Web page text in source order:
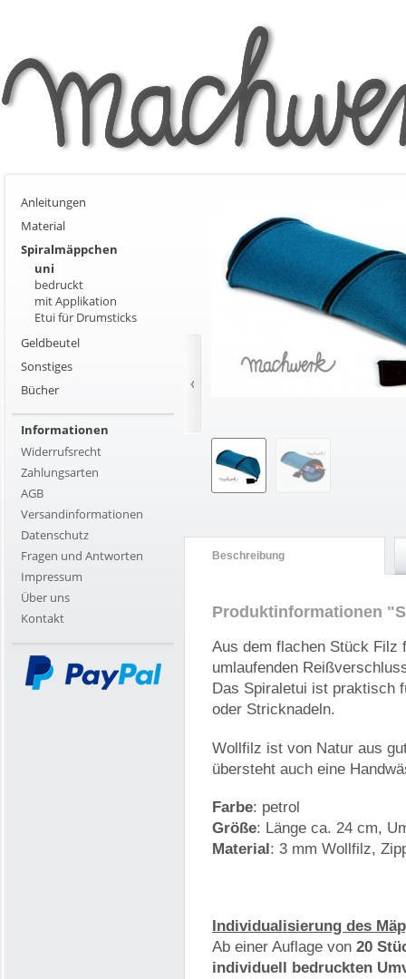
Anleitungen
Material
Spiralmäppchen
uni
bedruckt
mit Applikation
Etui für Drumsticks
Geldbeutel
Sonstiges
Bücher
Informationen
Widerrufsrecht
Zahlungsarten
AGB
Versandinformationen
Datenschutz
Fragen und Antworten
Impressum
Über uns
Kontakt
Beschreibung
Produktinformationen
Aus dem flachen Stück Filz
umlaufenden
Das Spiraletui ist praktisch
oder Stricknadeln.
Wollfilz ist von Natur aus
übersteht auch eine
Farbe: petrol
Größe: Länge ca. 24 cm,
Material: 3 mm Wollfilz,
Individualisierung des
Ab einer Auflage von 20
individuell bedruckten